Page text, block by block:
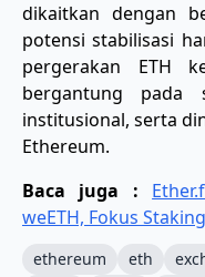
dikaitkan dengan
potensi stabilisasi
pergerakan ETH
bergantung pada
institusional, serta
Ethereum.
Baca juga :
weETH, Fokus
ethereum eth